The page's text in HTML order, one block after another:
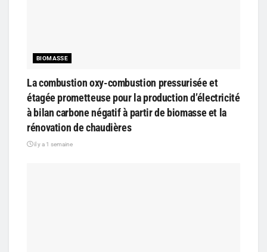
BIOMASSE
La combustion oxy-combustion pressurisée et
étagée prometteuse pour la production d’électricité
à bilan carbone négatif à partir de biomasse et la
rénovation de chaudières
il y a 1 semaine